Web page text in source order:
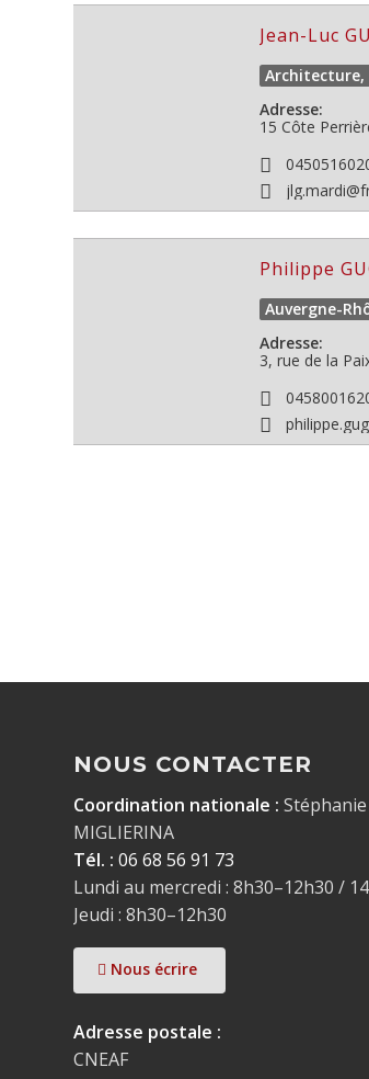
Jean-Luc
Architecture,
Adresse:
15 Côte
Philippe
Auvergne-
Adresse:
3, rue de la
NOUS CONTACTER
Coordination nationale : Stéphanie
MIGLIERINA
Tél. : 06 68 56 91 73
Lundi au mercredi : 8h30–12h30 /
Jeudi : 8h30–12h30
Nous écrire
Adresse postale :
CNEAF